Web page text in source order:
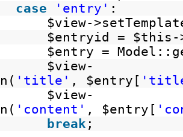
case
'entry' :
$view-
$entryid
= $this -
$entry =
$view-
'title' , $entry [
$view-
'content' , $entry [
break ;